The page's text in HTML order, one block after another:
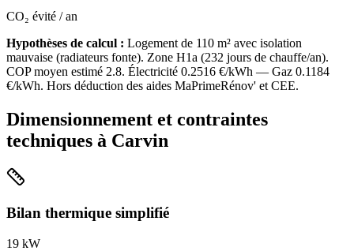
CO₂ évité / an
Hypothèses de calcul : Logement de 110 m² avec isolation
mauvaise (radiateurs fonte). Zone H1a (232 jours de chauffe/an).
COP moyen estimé 2.8. Électricité 0.2516 €/kWh — Gaz 0.1184
€/kWh. Hors déduction des aides MaPrimeRénov' et CEE.
Dimensionnement et contraintes
techniques à Carvin
Bilan thermique simplifié
19 kW